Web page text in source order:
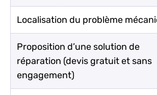
Localisation du problème
Proposition d’une solution de
réparation (devis gratuit et sans
engagement)